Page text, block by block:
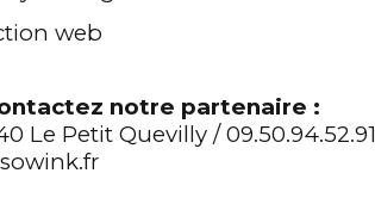
web
notre partenaire :
Le Petit Quevilly / 09.50.94.52.91